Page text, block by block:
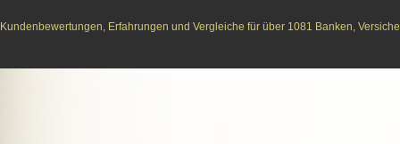
Kundenbewertungen, Erfahrungen und Vergleiche für über 1081 Banken,